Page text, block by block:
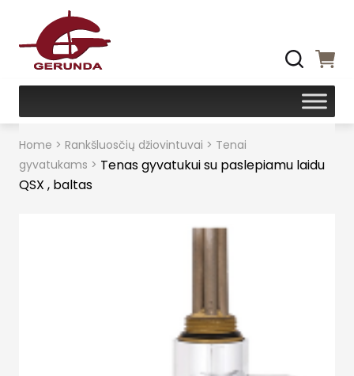
Home > Rankšluosčių džiovintuvai > Tenai
gyvatukams > Tenas gyvatukui su paslepiamu laidu
QSX , baltas